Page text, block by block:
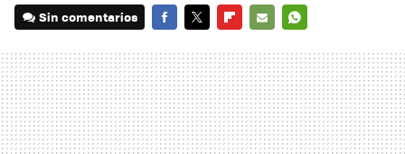
Sin comentarios
MAIL